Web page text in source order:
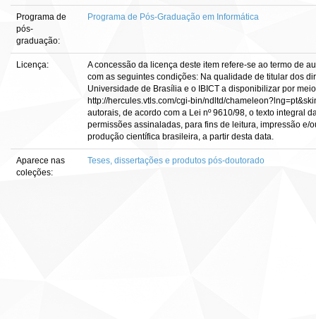
Programa de
pós-
graduação:
Programa de Pós-Graduação em Informática
Licença:
A concessão da licença deste item refere-se ao termo de
com as seguintes condições: Na qualidade de titular dos
Universidade de Brasília e o IBICT a disponibilizar por
http://hercules.vtls.com/cgi-bin/ndltd/
autorais, de acordo com a Lei nº 9610/98, o texto integral
permissões assinaladas, para fins de leitura, impressão e/
produção científica brasileira, a partir desta data.
Aparece nas
coleções:
Teses, dissertações e produtos pós-doutorado